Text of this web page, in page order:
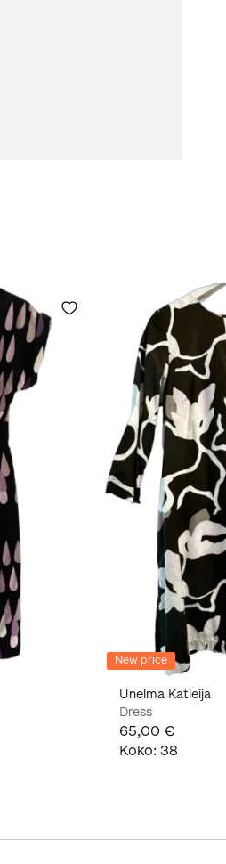
New price
Unelma Katleija
Dress
65,00 €
Koko: 38